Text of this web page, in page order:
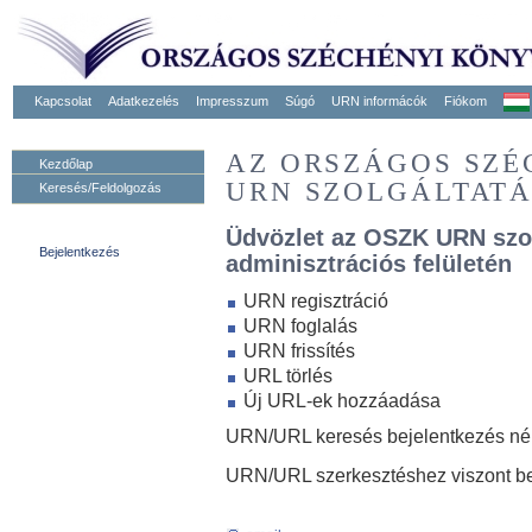
Kapcsolat Adatkezelés Impresszum Súgó URN informácók Fiókom
Kezdőlap
Keresés/Feldolgozás
Bejelentkezés
AZ ORSZÁGOS
URN
Üdvözlet az OSZK URN
adminisztrációs felületén
URN regisztráció
URN foglalás
URN frissítés
URL törlés
Új URL-ek hozzáadása
URN/URL keresés bejelentkezés
URN/URL szerkesztéshez viszont